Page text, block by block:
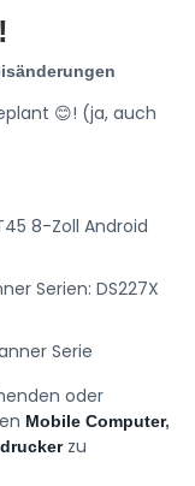
😊! (ja, auch
8-Zoll Android
Serien: DS227X
Serie
oder
Mobile Computer,
zu